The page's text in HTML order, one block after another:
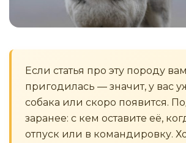
Если статья про эту породу вам
пригодилась — значит, у вас
собака или скоро появится.
заранее: с кем оставите её,
отпуск или в командировку.